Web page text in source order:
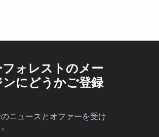
ォレストのメー
にどうかご登録
ニュースとオファーを受け